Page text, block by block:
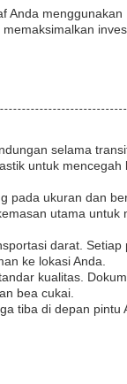
Anda menggunakan
selama
untuk mencegah
pada ukuran dan
utama untuk
darat. Setiap
ke lokasi Anda.
kualitas.
bea cukai.
tiba di depan pintu